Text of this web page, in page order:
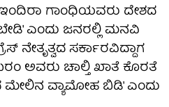
ಇಂದಿರಾ ಗಾಂಧಿಯವರು ದೇಶದ
ಎಂದು ಜನರಲ್ಲಿ ಮನವಿ
ನೇತೃತ್ವದ ಸರ್ಕಾರವಿದ್ದಾಗ
ಅವರು ಚಾಲ್ತಿ ಖಾತೆ ಕೊರತೆ
ಮೇಲಿನ ವ್ಯಾಮೋಹ ಬಿಡಿ' ಎಂದು